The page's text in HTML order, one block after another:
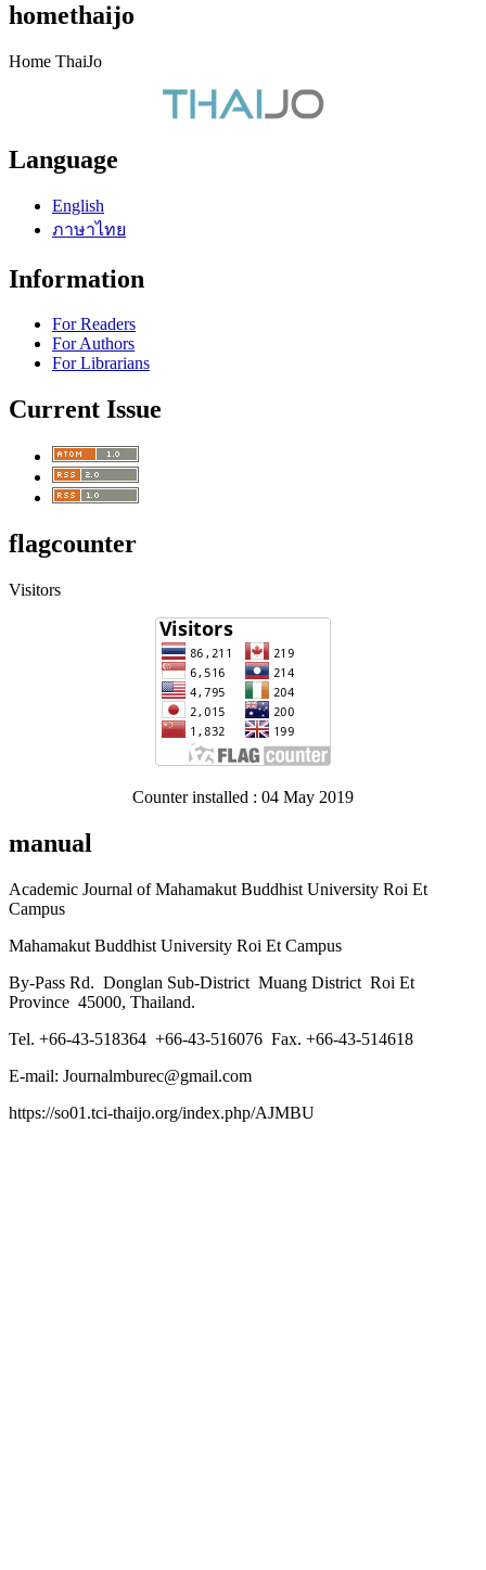
homethaijo
Home ThaiJo
Language
English
ภาษาไทย
Information
For Readers
For Authors
For Librarians
Current Issue
flagcounter
Visitors
Counter installed : 04 May 2019
manual
Academic Journal of Mahamakut Buddhist University Roi Et
Campus
Mahamakut Buddhist University Roi Et Campus
By-Pass Rd. Donglan Sub-District Muang District Roi Et
Province 45000, Thailand.
Tel. +66-43-518364 +66-43-516076 Fax. +66-43-514618
E-mail: Journalmburec@gmail.com
https://so01.tci-thaijo.org/index.php/AJMBU